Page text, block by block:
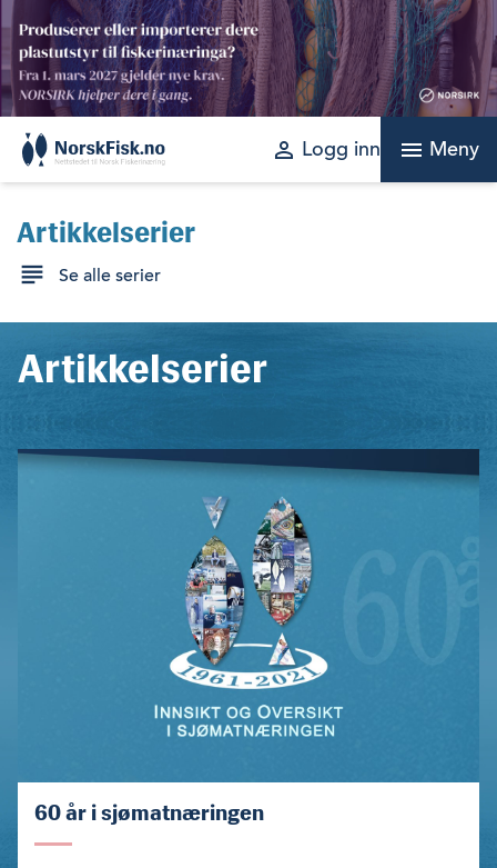
Skip
content
perm_identity Logg inn menu Meny
Artikkelserier
Se alle serier
Artikkelserier
60 år i sjømatnæringen